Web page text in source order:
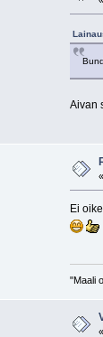
Aivan
Ei
"Maali